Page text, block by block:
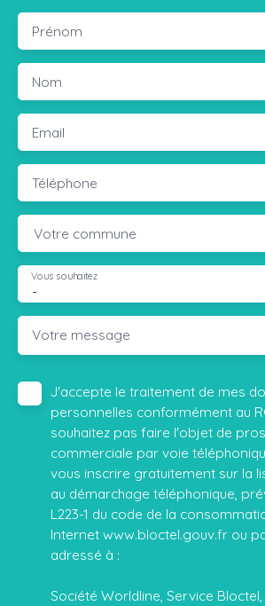
Prénom
Nom
Email
Téléphone
Votre commune
-
Vous souhaitez
Votre message
J'accepte le traitement de mes
personnelles conformément au
souhaitez pas faire l'objet de
commerciale par voie
vous inscrire gratuitement sur la
au démarchage téléphonique,
L223-1 du code de la
Internet www.bloctel.gouv.fr ou
adressé à :
Société Worldline, Service Bloctel,